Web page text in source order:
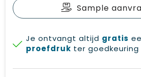
Sample
Je ontvangt altijd gratis
proefdruk ter goedkeuring